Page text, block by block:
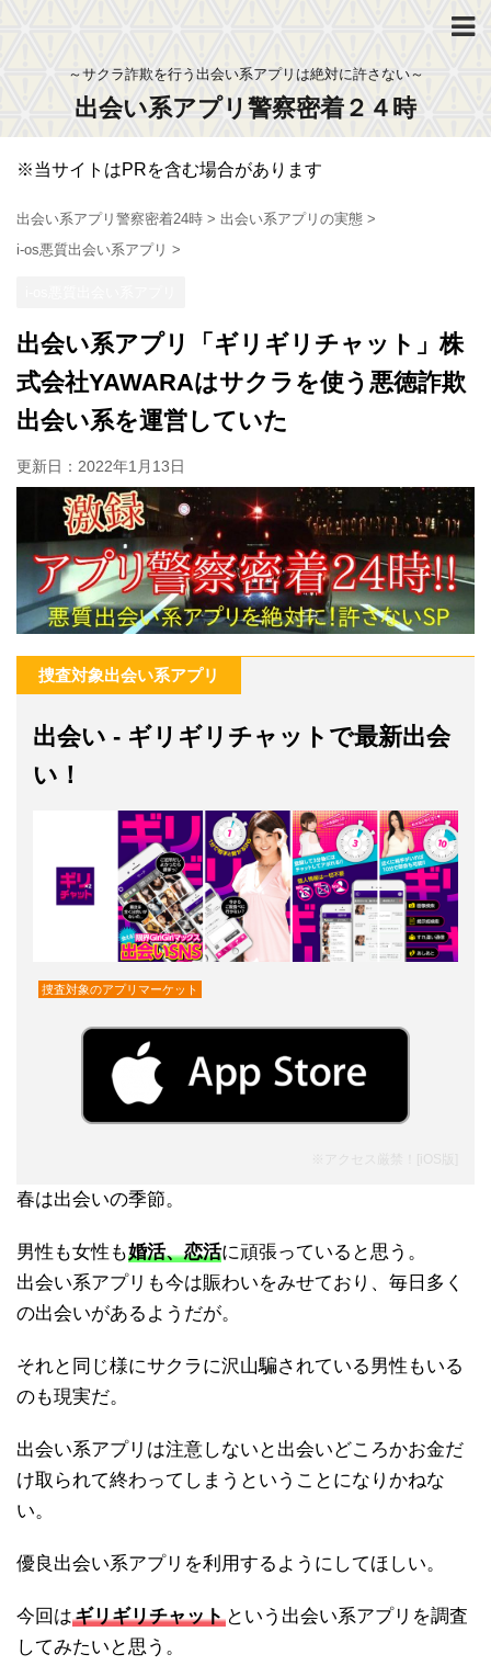
～サクラ詐欺を行う出会い系アプリは絶対に許さない～
出会い系アプリ警察密着２４時
※当サイトはPRを含む場合があります
出会い系アプリ警察密着24時 > 出会い系アプリの実態 >
i-os悪質出会い系アプリ >
出会い系アプリ「ギリギリチャット」株
式会社YAWARAはサクラを使う悪徳詐欺
出会い系を運営していた
更新日： 2022年1月13日
捜査対象出会い系アプリ
出会い - ギリギリチャットで最新出会
い！
捜査対象のアプリマーケット
春は出会いの季節。
男性も女性も婚活、恋活に頑張っていると思う。
出会い系アプリも今は賑わいをみせており、毎日多く
の出会いがあるようだが。
それと同じ様にサクラに沢山騙されている男性もいる
のも現実だ。
出会い系アプリは注意しないと出会いどころかお金だ
け取られて終わってしまうということになりかねな
い。
優良出会い系アプリを利用するようにしてほしい。
今回はギリギリチャット という出会い系アプリを調査
してみたいと思う。